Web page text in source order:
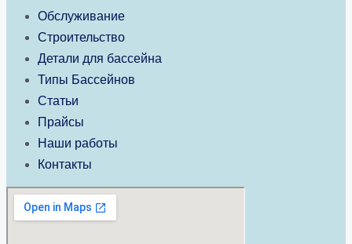
Обслуживание
Строительство
Детали для бассейна
Типы Бассейнов
Статьи
Прайсы
Наши работы
Контакты